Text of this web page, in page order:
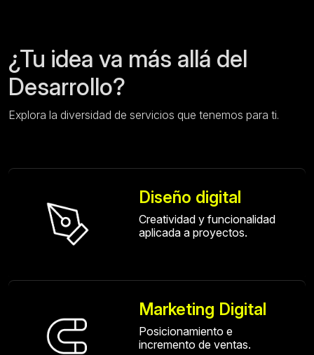
¿Tu idea va más allá del
Desarrollo?
Explora la diversidad de servicios que tenemos para ti.
Diseño digital
Creatividad y funcionalidad
aplicada a proyectos.
Marketing Digital
Posicionamiento e
incremento de ventas.